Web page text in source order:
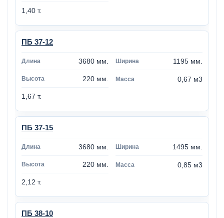
1,40 т.
ПБ 37-12
3680 мм. 1195 мм.
220 мм. 0,67 м3
1,67 т.
ПБ 37-15
3680 мм. 1495 мм.
220 мм. 0,85 м3
2,12 т.
ПБ 38-10